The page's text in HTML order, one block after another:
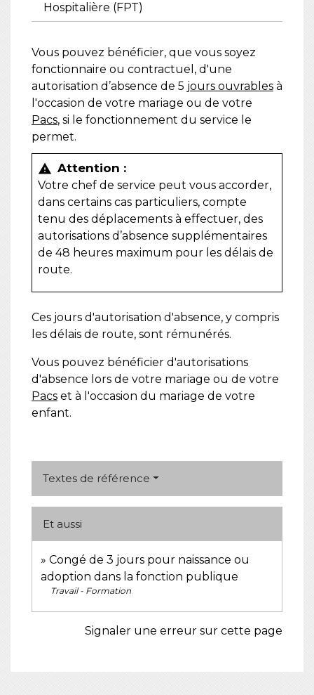
Hospitalière (FPT)
Vous pouvez bénéficier, que vous soyez
fonctionnaire ou contractuel, d'une
autorisation d’absence de 5 jours ouvrables à
l'occasion de votre mariage ou de votre
Pacs, si le fonctionnement du service le
permet.
warning Attention :
Votre chef de service peut vous accorder,
dans certains cas particuliers, compte
tenu des déplacements à effectuer, des
autorisations d’absence supplémentaires
de 48 heures maximum pour les délais de
route.
Ces jours d'autorisation d'absence, y compris
les délais de route, sont rémunérés.
Vous pouvez bénéficier d'autorisations
d'absence lors de votre mariage ou de votre
Pacs et à l'occasion du mariage de votre
enfant.
Textes de référence
Et aussi
Congé de 3 jours pour naissance ou
adoption dans la fonction publique
Travail - Formation
Signaler une erreur sur cette page